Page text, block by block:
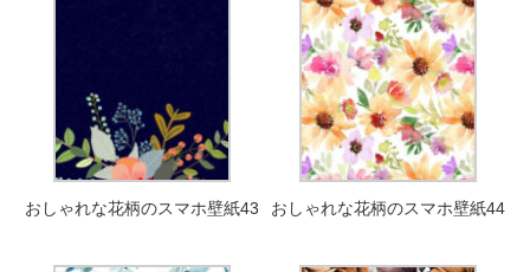
おしゃれな花柄のスマホ壁紙43 おしゃれな花柄のスマホ壁紙44